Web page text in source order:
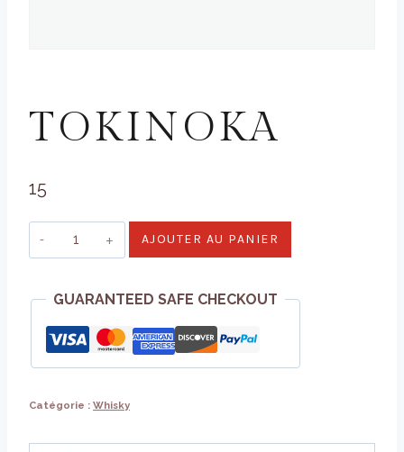
TOKINOKA
15
quantité
de
AJOUTER AU PANIER
GUARANTEED SAFE CHECKOUT
Catégorie : Whisky